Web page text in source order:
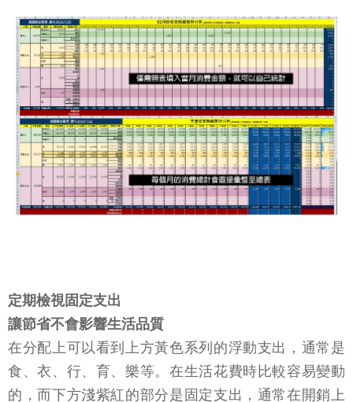
定期檢視固定支出
讓節省不會影響生活品質
在分配上可以看到上方黃色系列的浮動支出，通常是
食、衣、行、育、樂等。在生活花費時比較容易變動
的，而下方淺紫紅的部分是固定支出，通常在開銷上